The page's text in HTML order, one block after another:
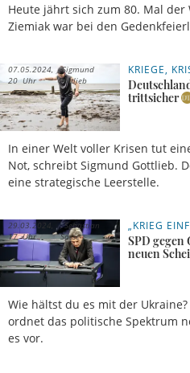
Heute jährt sich zum 80. Mal der
Ziemiak war bei den
KRIEGE,
trittsicher
In einer Welt voller Krisen tut
Not, schreibt Sigmund Gottlieb.
eine strategische Leerstelle.
07.05.2024,
20 Uhr
Sigmund
Gottlieb
„KRIEG
SPD
neuen
Wie hältst du es mit der Ukraine?
ordnet das politische Spektrum
es vor.
29.03.2024,
17 Uhr
Sebastian
Sasse